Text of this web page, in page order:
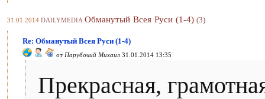
31.01.2014 DAILYMEDIA Обманутый Всея Руси (1-4) (3)
Re: Обманутый Всея Руси (1-4)
от Парубочий Михаил 31.01.2014 13:35
Прекрасная,